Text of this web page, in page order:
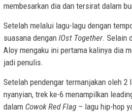
membesarkan dia dan tersirat dalam
Setelah melalui lagu-lagu dengan
suasana dengan lOst Together. Selain
Aloy mengaku ini pertama kalinya dia
jadi penulis.
Setelah pendengar termanjakan oleh 2
nyanyian, trek ke-6 menampilkan
dalam Cowok Red Flag – lagu hip-hop